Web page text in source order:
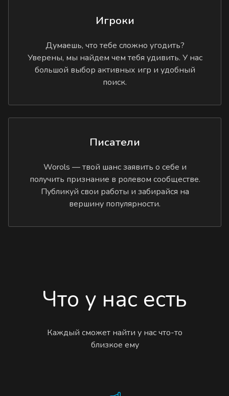
Игроки
Думаешь, что тебе сложно угодить?
Уверены, мы найдем чем тебя удивить. У нас
большой выбор активных игр и удобный
поиск.
Писатели
Worols — твой шанс заявить о себе и
получить признание в ролевом сообществе.
Публикуй свои работы и забирайся на
вершину популярности.
Что у нас есть
Каждый сможет найти у нас что-то
близкое ему